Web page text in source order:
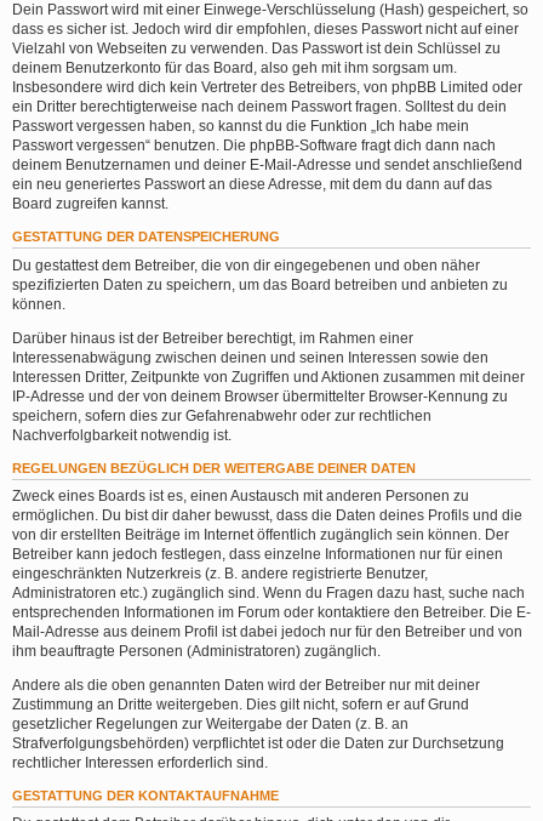
Dein Passwort wird mit einer Einwege-Verschlüsselung (Hash) gespeichert, so
dass es sicher ist. Jedoch wird dir empfohlen, dieses Passwort nicht auf einer
Vielzahl von Webseiten zu verwenden. Das Passwort ist dein Schlüssel zu
deinem Benutzerkonto für das Board, also geh mit ihm sorgsam um.
Insbesondere wird dich kein Vertreter des Betreibers, von phpBB Limited oder
ein Dritter berechtigterweise nach deinem Passwort fragen. Solltest du dein
Passwort vergessen haben, so kannst du die Funktion „Ich habe mein
Passwort vergessen“ benutzen. Die phpBB-Software fragt dich dann nach
deinem Benutzernamen und deiner E-Mail-Adresse und sendet anschließend
ein neu generiertes Passwort an diese Adresse, mit dem du dann auf das
Board zugreifen kannst.
GESTATTUNG DER DATENSPEICHERUNG
Du gestattest dem Betreiber, die von dir eingegebenen und oben näher
spezifizierten Daten zu speichern, um das Board betreiben und anbieten zu
können.
Darüber hinaus ist der Betreiber berechtigt, im Rahmen einer
Interessenabwägung zwischen deinen und seinen Interessen sowie den
Interessen Dritter, Zeitpunkte von Zugriffen und Aktionen zusammen mit deiner
IP-Adresse und der von deinem Browser übermittelter Browser-Kennung zu
speichern, sofern dies zur Gefahrenabwehr oder zur rechtlichen
Nachverfolgbarkeit notwendig ist.
REGELUNGEN BEZÜGLICH DER WEITERGABE DEINER DATEN
Zweck eines Boards ist es, einen Austausch mit anderen Personen zu
ermöglichen. Du bist dir daher bewusst, dass die Daten deines Profils und die
von dir erstellten Beiträge im Internet öffentlich zugänglich sein können. Der
Betreiber kann jedoch festlegen, dass einzelne Informationen nur für einen
eingeschränkten Nutzerkreis (z. B. andere registrierte Benutzer,
Administratoren etc.) zugänglich sind. Wenn du Fragen dazu hast, suche nach
entsprechenden Informationen im Forum oder kontaktiere den Betreiber. Die E-
Mail-Adresse aus deinem Profil ist dabei jedoch nur für den Betreiber und von
ihm beauftragte Personen (Administratoren) zugänglich.
Andere als die oben genannten Daten wird der Betreiber nur mit deiner
Zustimmung an Dritte weitergeben. Dies gilt nicht, sofern er auf Grund
gesetzlicher Regelungen zur Weitergabe der Daten (z. B. an
Strafverfolgungsbehörden) verpflichtet ist oder die Daten zur Durchsetzung
rechtlicher Interessen erforderlich sind.
GESTATTUNG DER KONTAKTAUFNAHME